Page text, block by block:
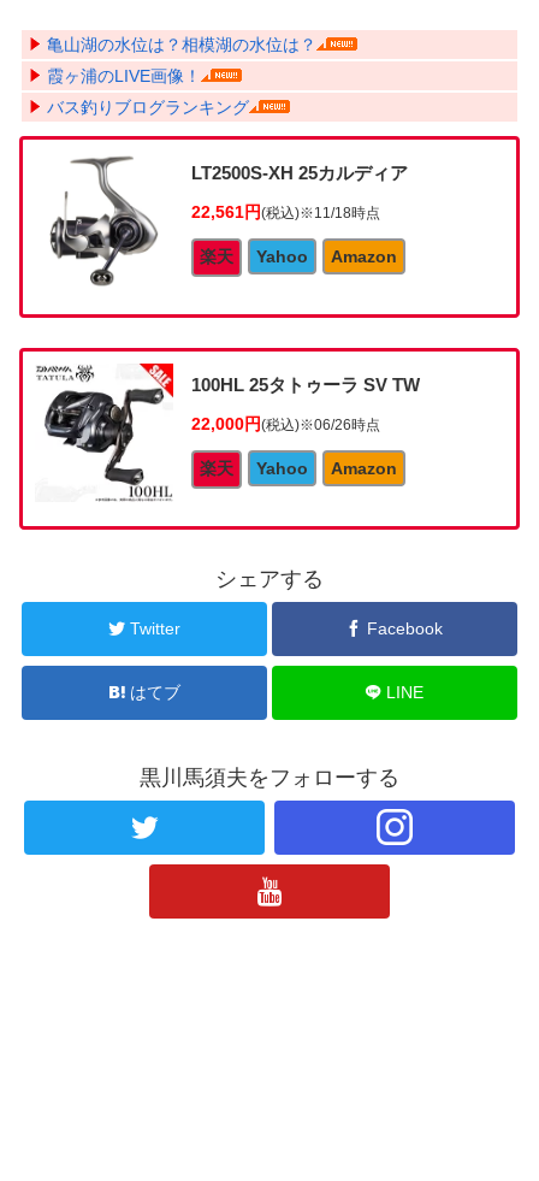
亀山湖の水位は？相模湖の水位は？
霞ヶ浦のLIVE画像！
バス釣りブログランキング
LT2500S-XH 25カルディア
22,561円(税込)※11/18時点
楽天 Yahoo Amazon
100HL 25タトゥーラ SV TW
22,000円(税込)※06/26時点
楽天 Yahoo Amazon
シェアする
Twitter Facebook
はてブ LINE
黒川馬須夫をフォローする